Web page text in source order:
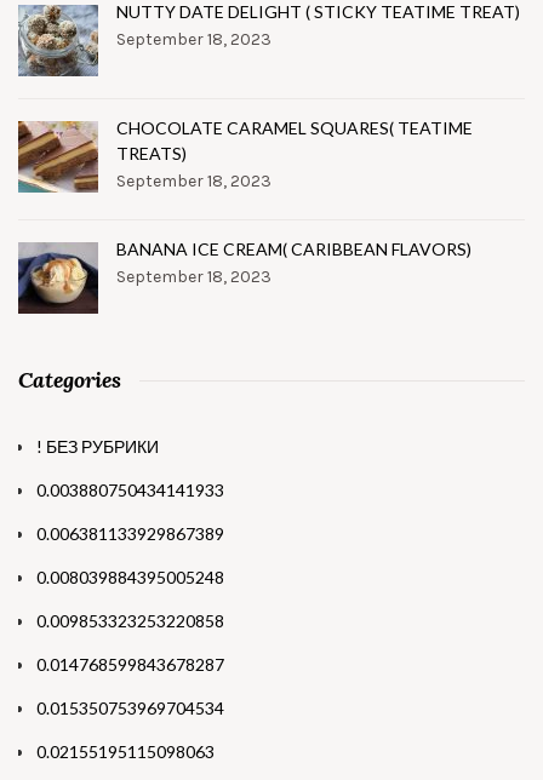
NUTTY DATE DELIGHT ( STICKY TEATIME TREAT)
September 18, 2023
CHOCOLATE CARAMEL SQUARES( TEATIME
TREATS)
September 18, 2023
BANANA ICE CREAM( CARIBBEAN FLAVORS)
September 18, 2023
Categories
! БЕЗ РУБРИКИ
0.003880750434141933
0.006381133929867389
0.008039884395005248
0.009853323253220858
0.014768599843678287
0.015350753969704534
0.02155195115098063